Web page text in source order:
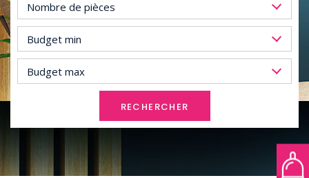
Nombre de pièces
Budget min
Budget max
RECHERCHER